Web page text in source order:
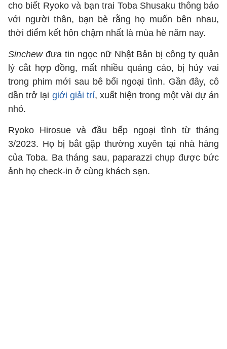
cho biết Ryoko và bạn trai Toba Shusaku thông báo
với người thân, bạn bè rằng họ muốn bên nhau,
thời điểm kết hôn chậm nhất là mùa hè năm nay.
Sinchew đưa tin ngọc nữ Nhật Bản bị công ty quản
lý cắt hợp đồng, mất nhiều quảng cáo, bị hủy vai
trong phim mới sau bê bối ngoại tình. Gần đây, cô
dần trở lại giới giải trí, xuất hiện trong một vài dự án
nhỏ.
Ryoko Hirosue và đầu bếp ngoại tình từ tháng
3/2023. Họ bị bắt gặp thường xuyên tại nhà hàng
của Toba. Ba tháng sau, paparazzi chụp được bức
ảnh họ check-in ở cùng khách sạn.